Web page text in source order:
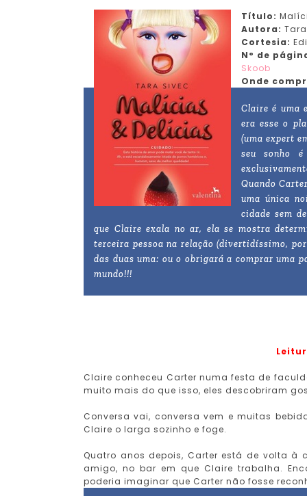
Título:
Autora:
Cortesia:
N° de
Skoob
Onde
Claire é uma
era esse o
(uma expert
seu sonho
Quando
uma única
cidade sem
que Claire exala no ar, ela se mostra
terceira pessoa na relação (divertidíssimo,
das duas uma: ou o obrigará a comprar uma
mundo!!!
Claire conheceu Carter numa festa de
muito mais do que isso, eles descobriram
Conversa vai, conversa vem e muitas
Claire o larga sozinho e foge.
Quatro anos depois, Carter está de volta à
amigo, no bar em que Claire trabalha.
poderia imaginar que Carter não fosse